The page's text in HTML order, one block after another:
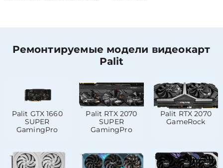
Ремонтируемые модели видеокарт
Palit
Palit GTX 1660
SUPER
GamingPro
Palit RTX 2070
SUPER
GamingPro
Palit RTX 2070
GameRock